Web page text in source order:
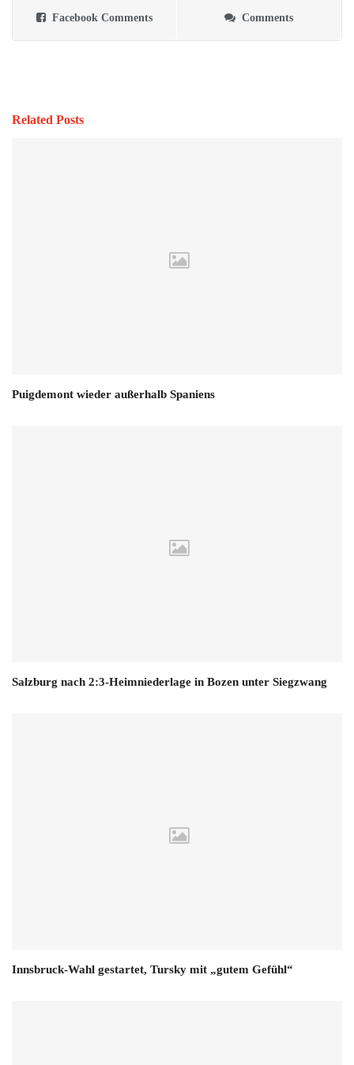
Facebook Comments Comments
Related Posts
Puigdemont wieder außerhalb Spaniens
Salzburg nach 2:3-Heimniederlage in Bozen unter Siegzwang
Innsbruck-Wahl gestartet, Tursky mit „gutem Gefühl“